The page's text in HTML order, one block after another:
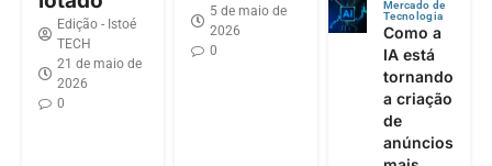
Edição - Istoé
TECH
21 de maio de
2026
0
5 de maio de
2026
0
Mercado de
Tecnologia
Como a
IA está
tornando
a criação
de
anúncios